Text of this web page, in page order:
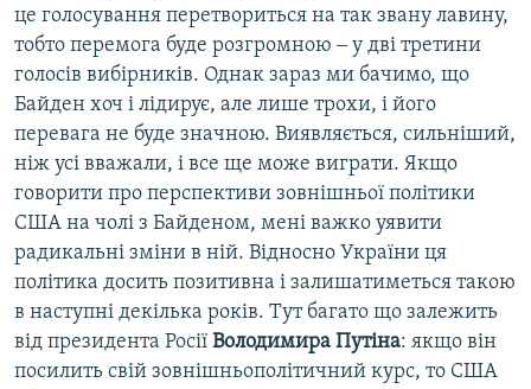
це голосування перетвориться на так звану лавину,
тобто перемога буде розгромною ‒ у дві третини
голосів вибірників. Однак зараз ми бачимо, що
Байден хоч і лідирує, але лише трохи, і його
перевага не буде значною. Виявляється, сильніший,
ніж усі вважали, і все ще може виграти. Якщо
говорити про перспективи зовнішньої політики
США на чолі з Байденом, мені важко уявити
радикальні зміни в ній. Відносно України ця
політика досить позитивна і залишатиметься такою
в наступні декілька років. Тут багато що залежить
від президента Росії Володимира Путіна: якщо він
посилить свій зовнішньополітичний курс, то США